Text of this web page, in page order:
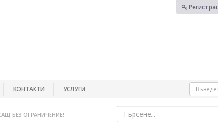
КОНТАКТИ УСЛУГИ
БЕЗ ОГРАНИЧЕНИЕ!